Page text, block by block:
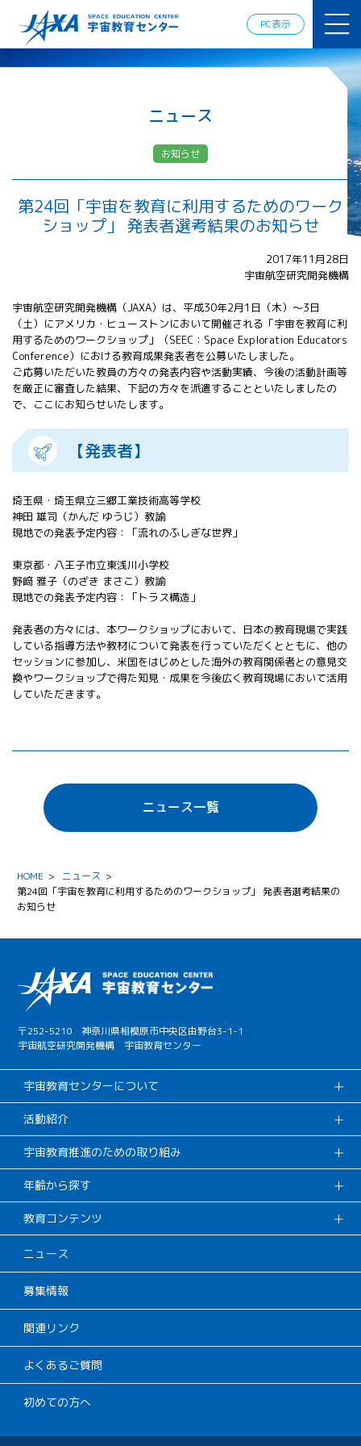
PC表示
ミー
ロスペース
情報の発
宇宙を活用
した教育実
践例
体験的学
習機会の
提供（国
ジア太平洋
地域宇宙機
関会議）宇
宙教育 for
All 分科会
APRSAF宇宙
分科会 年次
スト
セミナー
ISEB学生派
遣プログラ
ム
ニュース
お知らせ
第24回「宇宙を教育に利用するためのワーク
ショップ」 発表者選考結果のお知らせ
2017年11月28日
宇宙航空研究開発機構
宇宙航空研究開発機構（JAXA）は、平成30年2月1日（木）～3日
（土）にアメリカ・ヒューストンにおいて開催される「宇宙を教育に利
用するためのワークショップ」（SEEC：Space Exploration Educators
Conference）における教育成果発表者を公募いたしました。
ご応募いただいた教員の方々の発表内容や活動実績、今後の活動計画等
を厳正に審査した結果、下記の方々を派遣することといたしましたの
で、ここにお知らせいたします。
【発表者】
埼玉県・埼玉県立三郷工業技術高等学校
神田 雄司（かんだ ゆうじ）教諭
現地での発表予定内容：「流れのふしぎな世界」
東京都・八王子市立東浅川小学校
野﨑 雅子（のざき まさこ）教諭
現地での発表予定内容：「トラス構造」
発表者の方々には、本ワークショップにおいて、日本の教育現場で実践
している指導方法や教材について発表を行っていただくとともに、他の
セッションに参加し、米国をはじめとした海外の教育関係者との意見交
換やワークショップで得た知見・成果を今後広く教育現場において活用
していただきます。
ニュース一覧
HOME > ニュース >
第24回「宇宙を教育に利用するためのワークショップ」 発表者選考結果の
お知らせ
〒252-5210 神奈川県相模原市中央区由野台3-1-1
宇宙航空研究開発機構 宇宙教育センター
宇宙教育センターについて
活動紹介
宇宙教育推進のための取り組み
年齢から探す
教育コンテンツ
ニュース
募集情報
関連リンク
よくあるご質問
初めての方へ